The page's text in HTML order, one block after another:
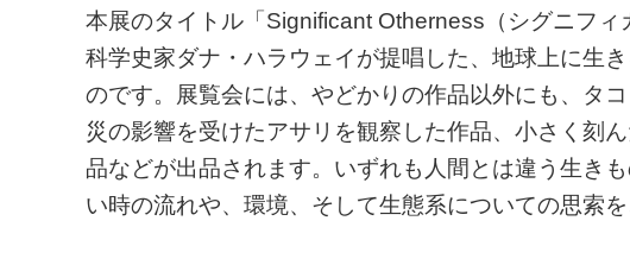
本展のタイトル「Significant Otherness（シグニフィ
科学史家ダナ・ハラウェイが提唱した、地球上に生
のです。展覧会には、やどかりの作品以外にも、タ
災の影響を受けたアサリを観察した作品、小さく刻
品などが出品されます。いずれも人間とは違う生き
い時の流れや、環境、そして生態系についての思索